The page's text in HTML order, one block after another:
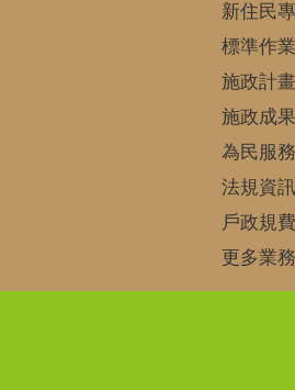
新住民
標準作
施政計畫
施政成果
為民服
法規資訊
戶政規
更多業